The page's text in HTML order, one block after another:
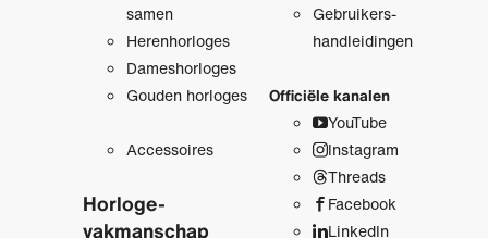
samen
Herenhorloges
Dameshorloges
Gouden horloges
Accessoires
Horloge­
vakmanschap
Gebruikers­
handleidingen
Officiële kanalen
YouTube
Instagram
Threads
Facebook
LinkedIn